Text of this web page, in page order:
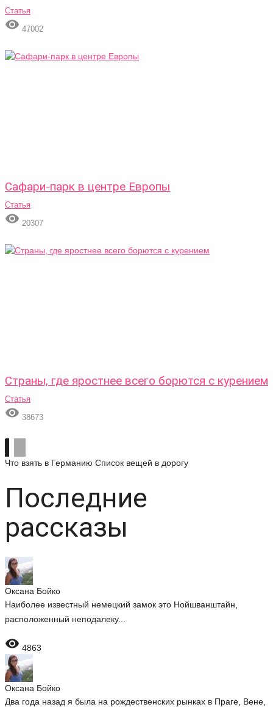
Статья
 47002
Сафари-парк в центре Европы
Статья
 20307
Страны, где яростнее всего борются с курением
Статья
 38673
Что взять в Германию Список вещей в дорогу
Последние
рассказы
Оксана Бойко
Наиболее известный немецкий замок это Нойшванштайн,
расположенный неподалеку...
 4863
Оксана Бойко
Два года назад я была на рождественских рынках в Праге, Вене,